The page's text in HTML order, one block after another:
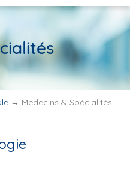
→ Médecins & Spécialités